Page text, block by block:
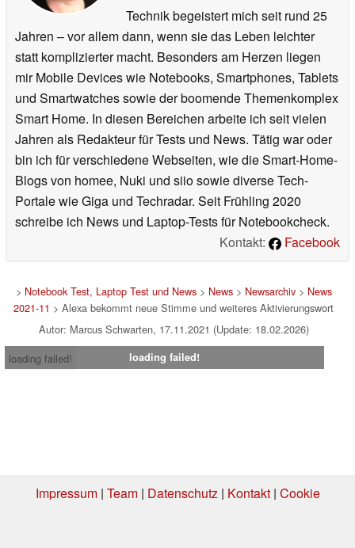
Technik begeistert mich seit rund 25
Jahren – vor allem dann, wenn sie das Leben leichter
statt komplizierter macht. Besonders am Herzen liegen
mir Mobile Devices wie Notebooks, Smartphones, Tablets
und Smartwatches sowie der boomende Themenkomplex
Smart Home. In diesen Bereichen arbeite ich seit vielen
Jahren als Redakteur für Tests und News. Tätig war oder
bin ich für verschiedene Webseiten, wie die Smart-Home-
Blogs von homee, Nuki und siio sowie diverse Tech-
Portale wie Giga und Techradar. Seit Frühling 2020
schreibe ich News und Laptop-Tests für Notebookcheck.
Kontakt:
Facebook
> Notebook Test, Laptop Test und News> News> Newsarchiv> News
2021-11 > Alexa bekommt neue Stimme und weiteres Aktivierungswort
Autor: Marcus Schwarten, 17.11.2021 (Update: 18.02.2026)
loading failed!
loading failed!
Impressum| Team| Datenschutz| Kontakt| Cookie